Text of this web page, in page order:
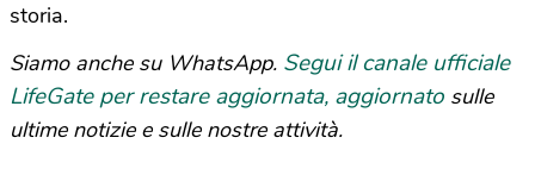
storia.
Siamo anche su WhatsApp. Segui il canale ufficiale
LifeGate per restare aggiornata, aggiornato sulle
ultime notizie e sulle nostre attività.